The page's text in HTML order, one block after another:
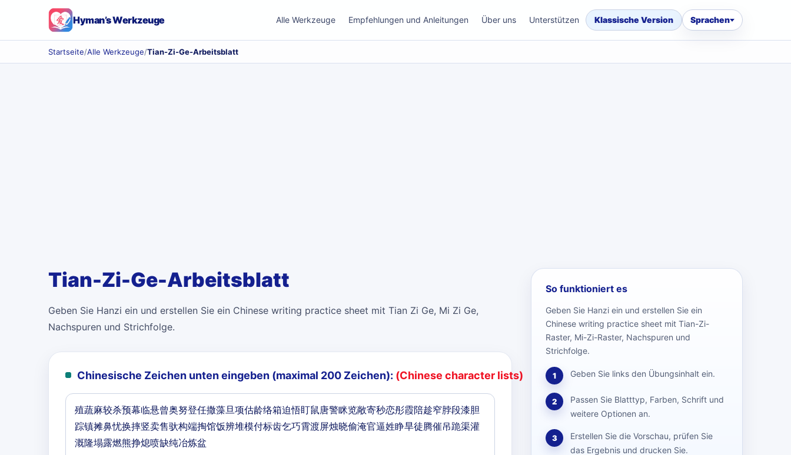
Hyman’s Werkzeuge Alle Werkzeuge Empfehlungen und Anleitungen Über uns Unterstützen Klassische Version Sprachen
Startseite/Alle Werkzeuge/Tian-Zi-Ge-Arbeitsblatt
Tian-Zi-Ge-Arbeitsblatt
Geben Sie Hanzi ein und erstellen Sie ein Chinese writing practice sheet mit Tian Zi Ge, Mi Zi Ge,
Nachspuren und Strichfolge.
Chinesische Zeichen unten eingeben (maximal 200 Zeichen): (Chinese character lists)
So funktioniert es
Geben Sie Hanzi ein und erstellen Sie ein
Chinese writing practice sheet mit Tian-Zi-
Raster, Mi-Zi-Raster, Nachspuren und
Strichfolge.
1 Geben Sie links den Übungsinhalt ein.
2
Passen Sie Blatttyp, Farben, Schrift und
weitere Optionen an.
3
Erstellen Sie die Vorschau, prüfen Sie
das Ergebnis und drucken Sie.